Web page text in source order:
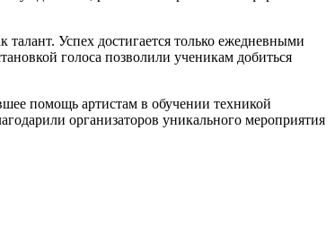
Успех достигается только ежедневными
голоса позволили ученикам добиться
помощь артистам в обучении техникой
организаторов уникального мероприятия